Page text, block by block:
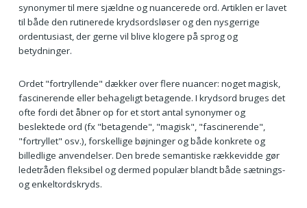
synonymer til mere sjældne og nuancerede ord. Artiklen er lavet
til både den rutinerede krydsordsløser og den nysgerrige
ordentusiast, der gerne vil blive klogere på sprog og
betydninger.
Ordet "fortryllende" dækker over flere nuancer: noget magisk,
fascinerende eller behageligt betagende. I krydsord bruges det
ofte fordi det åbner op for et stort antal synonymer og
beslektede ord (fx "betagende", "magisk", "fascinerende",
"fortryllet" osv.), forskellige bøjninger og både konkrete og
billedlige anvendelser. Den brede semantiske rækkevidde gør
ledetråden fleksibel og dermed populær blandt både sætnings-
og enkeltordskryds.